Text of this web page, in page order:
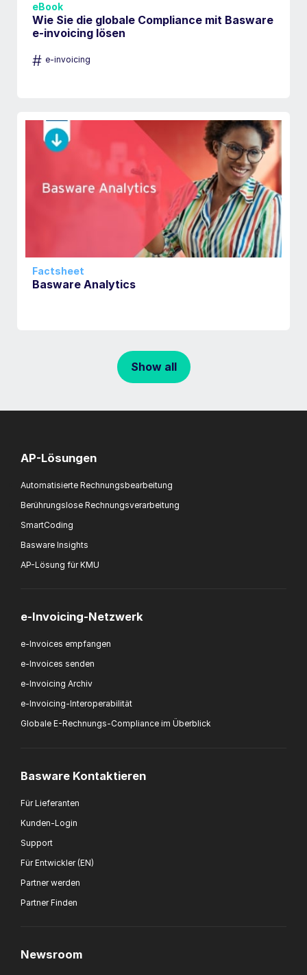
eBook
Wie Sie die globale Compliance mit Basware
e-invoicing lösen
# e-invoicing
Factsheet
Basware Analytics
Show all
AP-Lösungen
Automatisierte Rechnungsbearbeitung
Berührungslose Rechnungsverarbeitung
SmartCoding
Basware Insights
AP-Lösung für KMU
e-Invoicing-Netzwerk
e-Invoices empfangen
e-Invoices senden
e-Invoicing Archiv
e-Invoicing-Interoperabilität
Globale E-Rechnungs-Compliance im Überblick
Basware Kontaktieren
Für Lieferanten
Kunden-Login
Support
Für Entwickler (EN)
Partner werden
Partner Finden
Newsroom